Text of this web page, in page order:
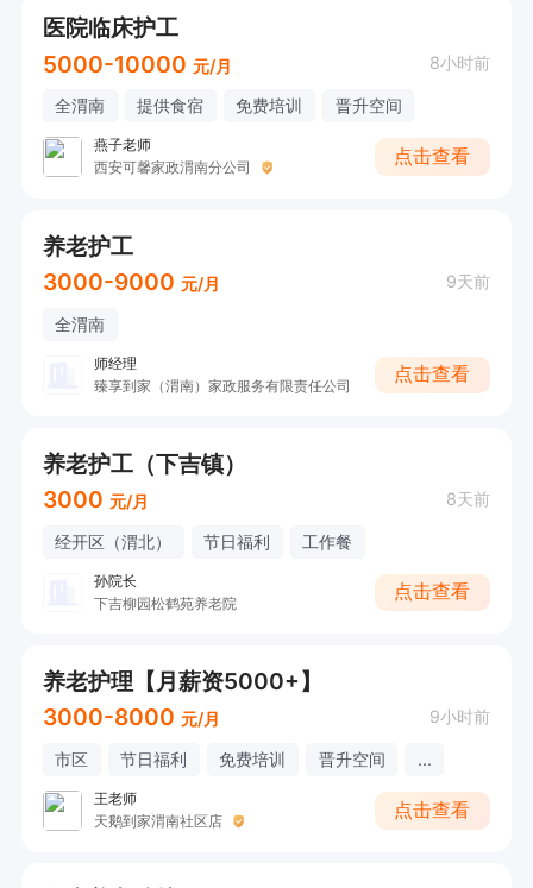
医院临床护工
5000-10000 元/月 8小时前
全渭南 提供食宿 免费培训 晋升空间
燕子老师
西安可馨家政渭南分公司
点击查看
养老护工
3000-9000 元/月 9天前
全渭南
师经理
臻享到家（渭南）家政服务有限责任公司
点击查看
养老护工（下吉镇）
3000 元/月 8天前
经开区（渭北） 节日福利 工作餐
孙院长
下吉柳园松鹤苑养老院
点击查看
养老护理【月薪资5000+】
3000-8000 元/月 9小时前
市区 节日福利 免费培训 晋升空间 ...
王老师
天鹅到家渭南社区店
点击查看